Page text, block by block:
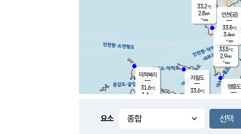
풍도
무의도
33.5℃
2.9m/s
-mm
영흥도
자월도
33.6℃
33.2℃
2.8m/s
-mm
덕적북리
31.6℃
1.6 m/s
인천(공)
33.8℃
3.4m/s
-mm
요소